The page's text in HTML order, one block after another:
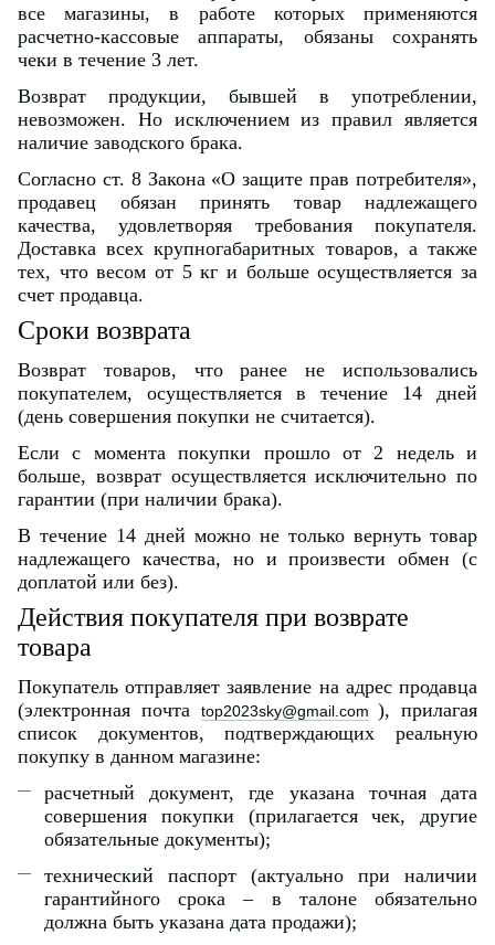
все магазины, в работе которых применяются
расчетно-кассовые аппараты, обязаны сохранять
чеки в течение 3 лет.
Возврат продукции, бывшей в употреблении,
невозможен. Но исключением из правил является
наличие заводского брака.
Согласно ст. 8 Закона «О защите прав потребителя»,
продавец обязан принять товар надлежащего
качества, удовлетворяя требования покупателя.
Доставка всех крупногабаритных товаров, а также
тех, что весом от 5 кг и больше осуществляется за
счет продавца.
Сроки возврата
Возврат товаров, что ранее не использовались
покупателем, осуществляется в течение 14 дней
(день совершения покупки не считается).
Если с момента покупки прошло от 2 недель и
больше, возврат осуществляется исключительно по
гарантии (при наличии брака).
В течение 14 дней можно не только вернуть товар
надлежащего качества, но и произвести обмен (с
доплатой или без).
Действия покупателя при возврате
товара
Покупатель отправляет заявление на адрес продавца
(электронная почта
top2023sky@gmail.com ), прилагая
список документов, подтверждающих реальную
покупку в данном магазине:
расчетный документ, где указана точная дата
совершения покупки (прилагается чек, другие
обязательные документы);
технический паспорт (актуально при наличии
гарантийного срока – в талоне обязательно
должна быть указана дата продажи);